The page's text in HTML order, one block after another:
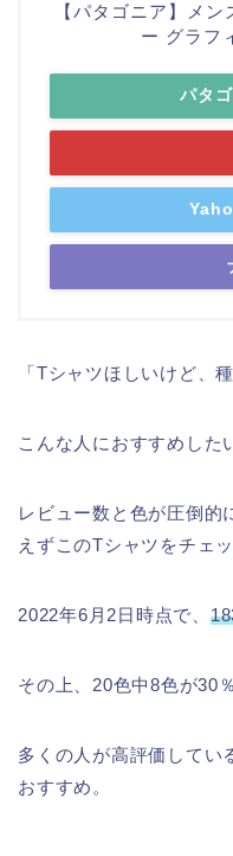
【パタゴニア】メ
ー グラフ
パタ
「Tシャツほしいけど、
こんな人におすすめした
レビュー数と色が圧倒的
えずこのTシャツをチェ
2022年6月2日時点で、
その上、20色中8色が30
多くの人が高評価してい
おすすめ。